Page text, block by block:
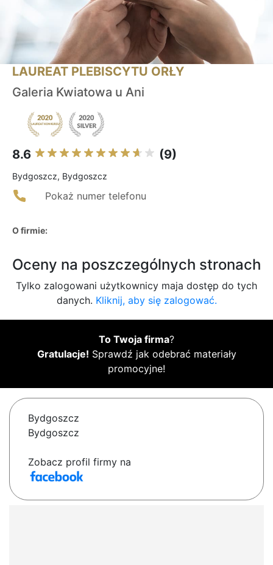
LAUREAT PLEBISCYTU ORŁY
Galeria Kwiatowa u Ani
8.6 (9)
Bydgoszcz, Bydgoszcz
Pokaż numer telefonu
O firmie:
Oceny na poszczególnych stronach
Tylko zalogowani użytkownicy maja dostęp do tych
danych. Kliknij, aby się zalogować.
To Twoja firma?
Gratulacje! Sprawdź jak odebrać materiały
promocyjne!
Bydgoszcz
Bydgoszcz
Zobacz profil firmy na